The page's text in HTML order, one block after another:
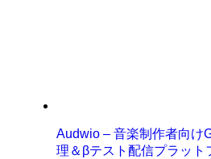
Audwio – 音楽制作者向け
理＆βテスト配信プラット